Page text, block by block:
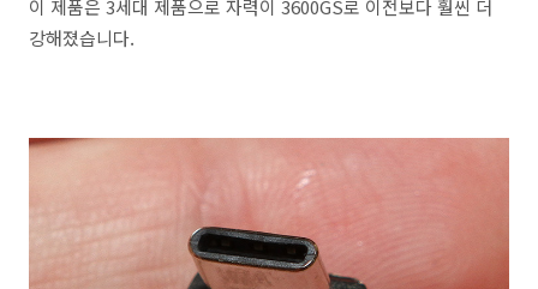
이 제품은 3세대 제품으로 자력이 3600GS로 이전보다 훨씬 더
강해졌습니다.